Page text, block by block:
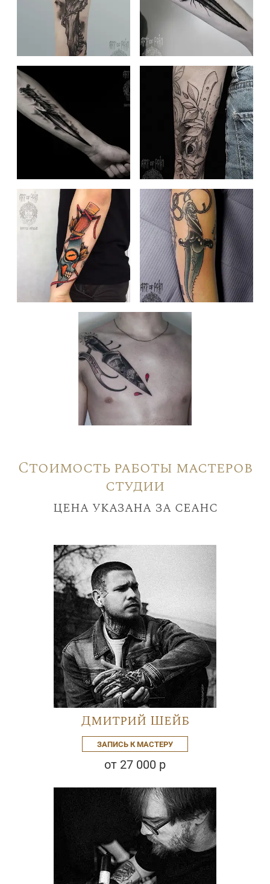
Стоимость работы мастеров
студии
цена указана за сеанс
Дмитрий Шейб
ЗАПИСЬ К МАСТЕРУ
от 27 000 р